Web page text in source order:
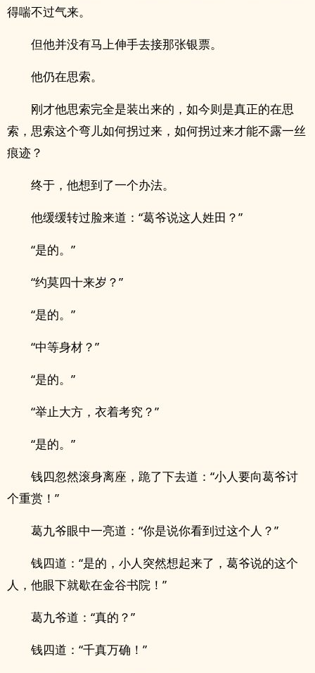
得喘不过气来。
但他并没有马上伸手去接那张银票。
他仍在思索。
刚才他思索完全是装出来的，如今则是真正的在思
索，思索这个弯儿如何拐过来，如何拐过来才能不露一丝
痕迹？
终于，他想到了一个办法。
他缓缓转过脸来道：“葛爷说这人姓田？”
“是的。”
“约莫四十来岁？”
“是的。”
“中等身材？”
“是的。”
“举止大方，衣着考究？”
“是的。”
钱四忽然滚身离座，跪了下去道：“小人要向葛爷讨
个重赏！”
葛九爷眼中一亮道：“你是说你看到过这个人？”
钱四道：“是的，小人突然想起来了，葛爷说的这个
人，他眼下就歇在金谷书院！”
葛九爷道：“真的？”
钱四道：“千真万确！”